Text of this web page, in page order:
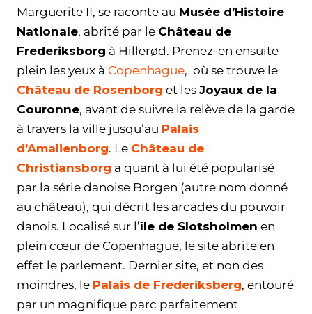
Marguerite II, se raconte au Musée d’Histoire
Nationale, abrité par le Château de
Frederiksborg à Hillerød. Prenez-en ensuite
plein les yeux à Copenhague, où se trouve le
Château de Rosenborg et les Joyaux de la
Couronne, avant de suivre la relève de la garde
à travers la ville jusqu’au Palais
d’Amalienborg. Le Château de
Christiansborg a quant à lui été popularisé
par la série danoise Borgen (autre nom donné
au château), qui décrit les arcades du pouvoir
danois. Localisé sur l’île de Slotsholmen en
plein cœur de Copenhague, le site abrite en
effet le parlement. Dernier site, et non des
moindres, le Palais de Frederiksberg, entouré
par un magnifique parc parfaitement